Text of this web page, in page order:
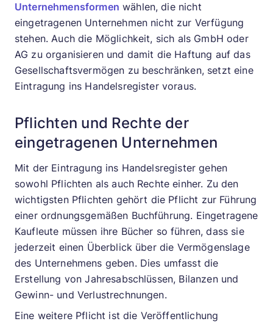
Unternehmensformen wählen, die nicht
eingetragenen Unternehmen nicht zur Verfügung
stehen. Auch die Möglichkeit, sich als GmbH oder
AG zu organisieren und damit die Haftung auf das
Gesellschaftsvermögen zu beschränken, setzt eine
Eintragung ins Handelsregister voraus.
Pflichten und Rechte der
eingetragenen Unternehmen
Mit der Eintragung ins Handelsregister gehen
sowohl Pflichten als auch Rechte einher. Zu den
wichtigsten Pflichten gehört die Pflicht zur Führung
einer ordnungsgemäßen Buchführung. Eingetragene
Kaufleute müssen ihre Bücher so führen, dass sie
jederzeit einen Überblick über die Vermögenslage
des Unternehmens geben. Dies umfasst die
Erstellung von Jahresabschlüssen, Bilanzen und
Gewinn- und Verlustrechnungen.
Eine weitere Pflicht ist die Veröffentlichung